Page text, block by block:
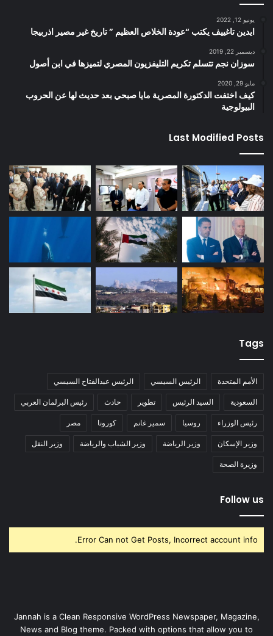
يونيو 12, 2022
ايدين تاغييف يكتب “عودة الخلاص العظيم ” تاريخ غير مصير اذربيجا
ديسمبر 22, 2019
سوزان نجم تتسلم تكريم التليفزيون المصري لتميزها في ابن أصول
مايو 29, 2020
كيف اختفت الدكتورة المصرية مايا صبحي بعد حديث لها عن الحروب
البيولوجية
Last Modified Posts
Tags
الأمم المتحدة الرئيس السيسي الرئيس عبدالفتاح السيسي
السعودية السيد الرئيس تطوير حادث رئيس البرلمان العربي
رئيس الوزراء روسيا سمير غانم كورونا مصر
وزير الإسكان وزير الرياضة وزير الشباب والرياضة وزير النقل
وزيرة الصحة
Follow us
Error Can not Get Posts, Incorrect account info.
Jannah is a Clean Responsive WordPress Newspaper, Magazine,
News and Blog theme. Packed with options that allow you to